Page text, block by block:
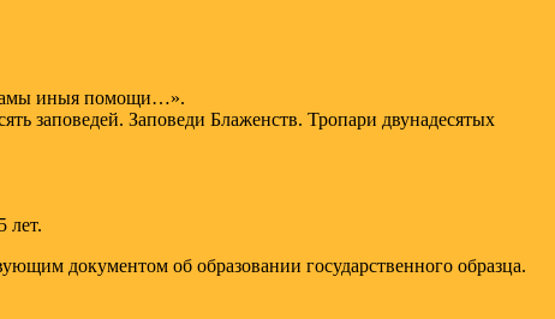
иныя помощи…».
Заповеди Блаженств. Тропари двунадесятых
лет.
документом об образовании государственного образца.